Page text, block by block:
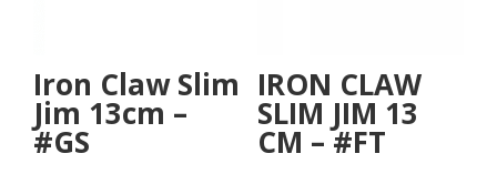
Iron Claw Slim
Jim 13cm –
#GS
IRON CLAW
SLIM JIM 13
CM – #FT